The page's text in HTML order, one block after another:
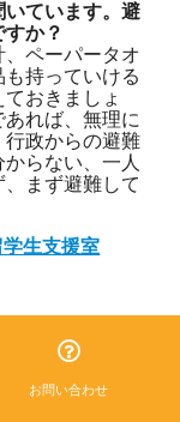
いています。避
か？
ペーパータオ
持っていける
おきましょ
れば、無理に
政からの避難
らない、一人
まず避難して
生支援室
お問い合わせ